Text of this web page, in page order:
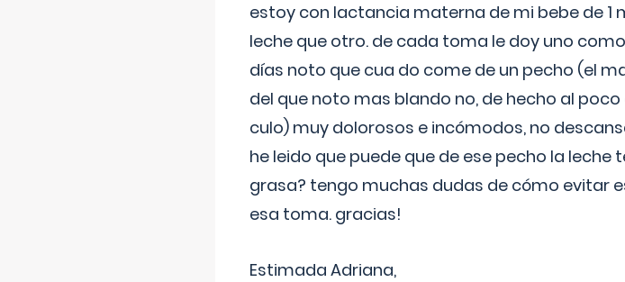
estoy con lactancia materna de mi bebe de 1
leche que otro. de cada toma le doy uno
días noto que cua do come de un pecho (el
del que noto mas blando no, de hecho al
culo) muy dolorosos e incómodos, no
he leido que puede que de ese pecho la
grasa? tengo muchas dudas de cómo evitar
esa toma. gracias!
Estimada Adriana,